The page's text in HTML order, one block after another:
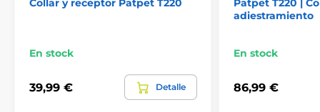
Collar y receptor Patpet T220
En stock
39,99 € Detalle
Patpet T220 |
adiestramiento
En stock
86,99 €